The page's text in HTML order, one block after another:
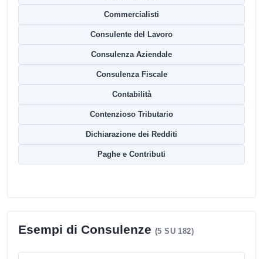
Commercialisti
Consulente del Lavoro
Consulenza Aziendale
Consulenza Fiscale
Contabilità
Contenzioso Tributario
Dichiarazione dei Redditi
Paghe e Contributi
Esempi di Consulenze (5 SU 182)